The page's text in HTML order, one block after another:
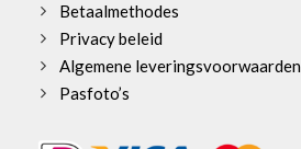
Betaalmethodes
Privacy beleid
Algemene leveringsvoorwaarden
Pasfoto’s